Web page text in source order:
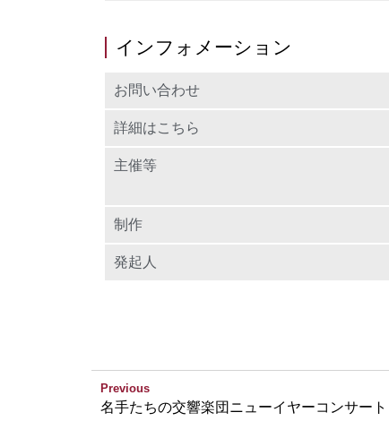
インフォメーション
お問い合わせ
詳細はこちら
主催等
制作
発起人
Previous
名手たちの交響楽団ニューイヤーコンサート